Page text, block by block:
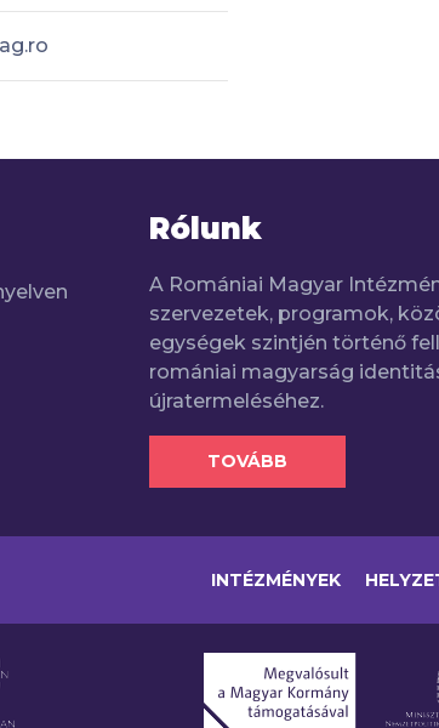
Rólunk
A Romániai Magyar
szervezetek, programok,
egységek szintjén történő
romániai magyarság
újratermeléséhez.
TOVÁBB
INTÉZMÉNYEK